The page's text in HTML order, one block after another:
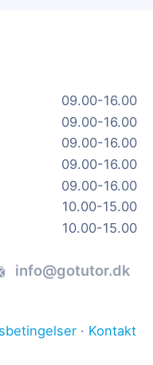
09.00-16.00
09.00-16.00
09.00-16.00
09.00-16.00
09.00-16.00
10.00-15.00
10.00-15.00
info@gotutor.dk
· Kontakt